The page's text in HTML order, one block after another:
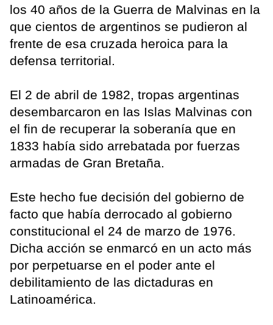
los 40 años de la Guerra de Malvinas en la
que cientos de argentinos se pudieron al
frente de esa cruzada heroica para la
defensa territorial.
El 2 de abril de 1982, tropas argentinas
desembarcaron en las Islas Malvinas con
el fin de recuperar la soberanía que en
1833 había sido arrebatada por fuerzas
armadas de Gran Bretaña.
Este hecho fue decisión del gobierno de
facto que había derrocado al gobierno
constitucional el 24 de marzo de 1976.
Dicha acción se enmarcó en un acto más
por perpetuarse en el poder ante el
debilitamiento de las dictaduras en
Latinoamérica.